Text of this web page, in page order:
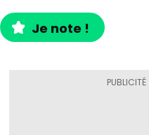
Je note !